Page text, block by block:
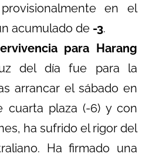
en el
acumulado de -3.
para Harang
del día fue para la
arrancar el sábado en
cuarta plaza (-6) y con
ha sufrido el rigor del
Ha firmado una